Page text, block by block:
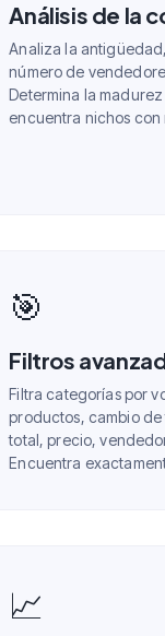
Análisis de la
Analiza la
número de
Determina la
encuentra nichos
🎯
Filtros
Filtra categorías por
productos, cambio
total, precio,
Encuentra
📈